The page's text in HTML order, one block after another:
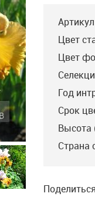
Цвет
Цвет
Год
Срок
Высота
Страна